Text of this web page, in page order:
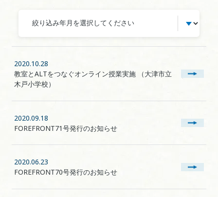
2020.10.28
教室とALTをつなぐオンライン授業実施 （大津市立
木戸小学校）
2020.09.18
FOREFRONT71号発行のお知らせ
2020.06.23
FOREFRONT70号発行のお知らせ